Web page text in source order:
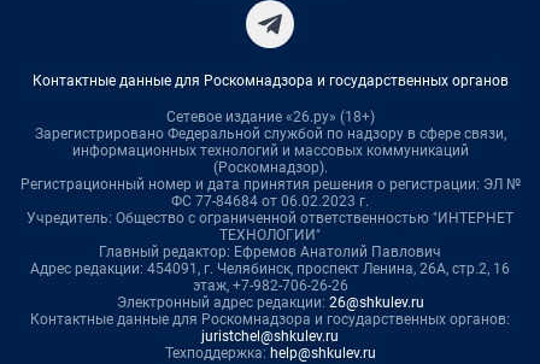
Контактные данные для Роскомнадзора и государственных органов
Сетевое издание «26.ру» (18+)
Зарегистрировано Федеральной службой по надзору в сфере связи,
информационных технологий и массовых коммуникаций
(Роскомнадзор).
Регистрационный номер и дата принятия решения о регистрации: ЭЛ №
ФС 77-84684 от 06.02.2023 г.
Учредитель: Общество с ограниченной ответственностью "ИНТЕРНЕТ
ТЕХНОЛОГИИ"
Главный редактор: Ефремов Анатолий Павлович
Адрес редакции: 454091, г. Челябинск, проспект Ленина, 26А, стр.2, 16
этаж, +7-982-706-26-26
Электронный адрес редакции: 26@shkulev.ru
Контактные данные для Роскомнадзора и государственных органов:
juristchel@shkulev.ru
Техподдержка: help@shkulev.ru